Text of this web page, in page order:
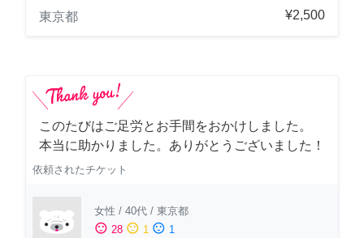
東京都 ¥2,500
このたびはご足労とお手間をおかけしました。
本当に助かりました。ありがとうございました！
依頼されたチケット
女性 / 40代 / 東京都
sentiment_satisfied 28 sentiment_neutral 1 sentiment_dissatisfied 1